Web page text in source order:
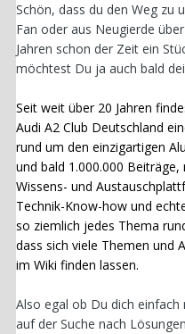
Schön, dass du den Weg zu
Fan oder aus Neugierde
Jahren schon der Zeit ein
möchtest Du ja auch bald
Seit weit über 20 Jahren
Audi A2 Club Deutschland
rund um den einzigartigen
und bald 1.000.000
Wissens- und
Technik-Know-how und
so ziemlich jedes Thema
dass sich viele Themen und
im Wiki finden lassen.
Also egal ob Du dich
auf der Suche nach